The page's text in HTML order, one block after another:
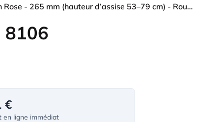
HÅG Capisco 8106 - Paloma Soft (Wollsdorf) - Cuir semi-aniline - ATG55130 - Dark brown - Blush Rose - 265 mm (hauteur d’assise 53–79 cm) - Roues souples pour sols durs
8106
€
en ligne immédiat